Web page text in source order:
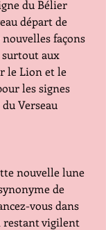
du Bélier
départ de
façons
surtout aux
le Lion et le
les signes
Verseau
nouvelle lune
de
vous dans
restant vigilent